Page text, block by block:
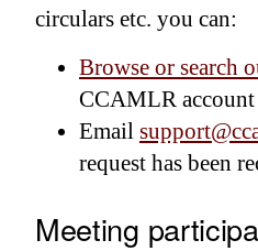
circulars etc. you can:
Browse or search
CCAMLR
Email
request has been
Meeting